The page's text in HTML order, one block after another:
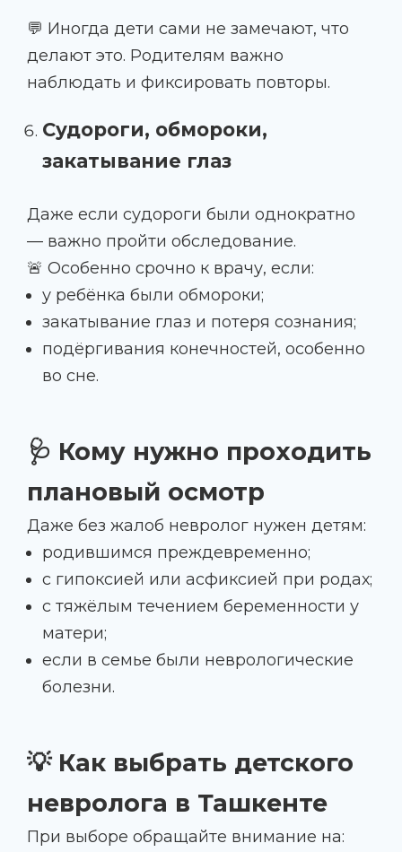
💬 Иногда дети сами не замечают, что
делают это. Родителям важно
наблюдать и фиксировать повторы.
Судороги, обмороки,
закатывание глаз
Даже если судороги были однократно
— важно пройти обследование.
🚨 Особенно срочно к врачу, если:
у ребёнка были обмороки;
закатывание глаз и потеря сознания;
подёргивания конечностей, особенно
во сне.
🩺 Кому нужно проходить
плановый осмотр
Даже без жалоб невролог нужен детям:
родившимся преждевременно;
с гипоксией или асфиксией при родах;
с тяжёлым течением беременности у
матери;
если в семье были неврологические
болезни.
💡 Как выбрать детского
невролога в Ташкенте
При выборе обращайте внимание на: